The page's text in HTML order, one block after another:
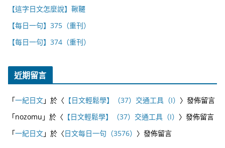
【這字日文怎麼說】鞦韆
【每日一句】375（重刊）
【每日一句】374（重刊）
近期留言
「一紀日文」於〈 【日文輕鬆學】（37）交通工具（I） 〉發佈留言
「nozomu 」於〈 【日文輕鬆學】（37）交通工具（I） 〉發佈留言
「一紀日文」於〈日文每日一句（3576） 〉發佈留言